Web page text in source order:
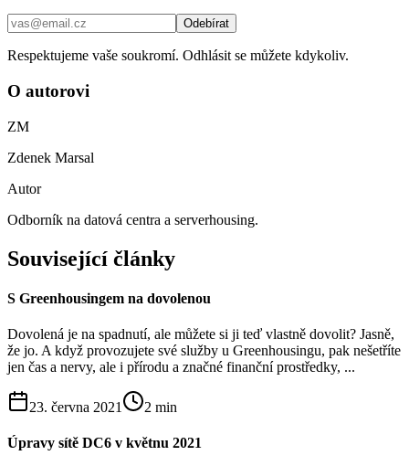
Odebírat
Respektujeme vaše soukromí. Odhlásit se můžete kdykoliv.
O autorovi
ZM
Zdenek Marsal
Autor
Odborník na datová centra a serverhousing.
Související články
S Greenhousingem na dovolenou
Dovolená je na spadnutí, ale můžete si ji teď vlastně dovolit? Jasně,
že jo. A když provozujete své služby u Greenhousingu, pak nešetříte
jen čas a nervy, ale i přírodu a značné finanční prostředky, ...
23. června 2021 2 min
Úpravy sítě DC6 v květnu 2021